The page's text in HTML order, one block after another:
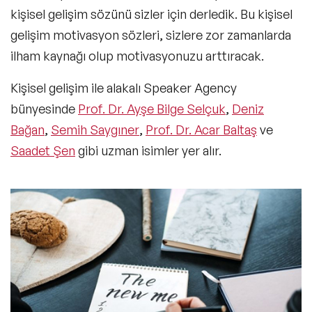
kişisel gelişim sözünü sizler için derledik. Bu kişisel
gelişim motivasyon sözleri, sizlere zor zamanlarda
ilham kaynağı olup motivasyonuzu arttıracak.
Kişisel gelişim ile alakalı Speaker Agency
bünyesinde Prof. Dr. Ayşe Bilge Selçuk, Deniz
Bağan, Semih Saygıner, Prof. Dr. Acar Baltaş ve
Saadet Şen gibi uzman isimler yer alır.